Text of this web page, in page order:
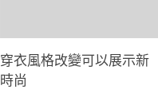
穿衣風格改變可以展示新
時尚